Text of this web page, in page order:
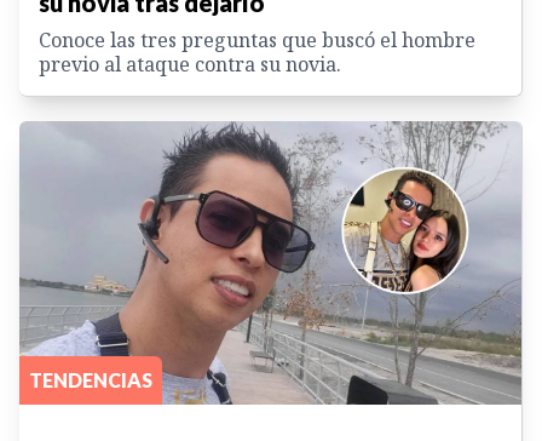
Conoce las tres preguntas que buscó el hombre
previo al ataque contra su novia.
TENDENCIAS